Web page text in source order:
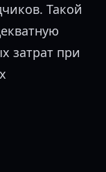
Такой
затрат при